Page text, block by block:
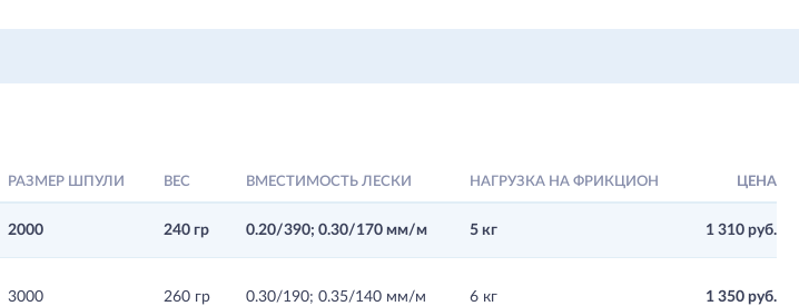
РАЗМЕР ШПУЛИ ВЕС ВМЕСТИМОСТЬ ЛЕСКИ НАГРУЗКА НА ФРИКЦИОН ЦЕНА
2000 240 гр 0.20/390; 0.30/170 мм/м 5 кг 1 310 руб.
3000 260 гр 0.30/190; 0.35/140 мм/м 6 кг 1 350 руб.